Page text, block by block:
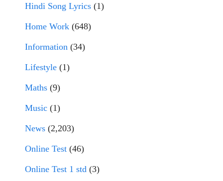
Hindi Song Lyrics (1)
Home Work (648)
Information (34)
Lifestyle (1)
Maths (9)
Music (1)
News (2,203)
Online Test (46)
Online Test 1 std (3)